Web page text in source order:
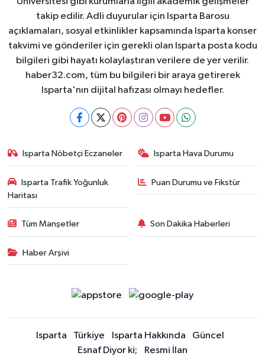
takip edilir. Adli duyurular için Isparta Barosu
açıklamaları, sosyal etkinlikler kapsamında Isparta konser
takvimi ve gönderiler için gerekli olan Isparta posta kodu
bilgileri gibi hayatı kolaylaştıran verilere de yer verilir.
haber32.com, tüm bu bilgileri bir araya getirerek
Isparta'nın dijital hafızası olmayı hedefler.
Isparta Nöbetçi Eczaneler Isparta Hava Durumu
Isparta Trafik Yoğunluk
Haritası
Puan Durumu ve Fikstür
Tüm Manşetler Son Dakika Haberleri
Haber Arşivi
Isparta Türkiye Isparta Hakkında
Güncel
Esnaf Diyor ki;
Resmi İlan